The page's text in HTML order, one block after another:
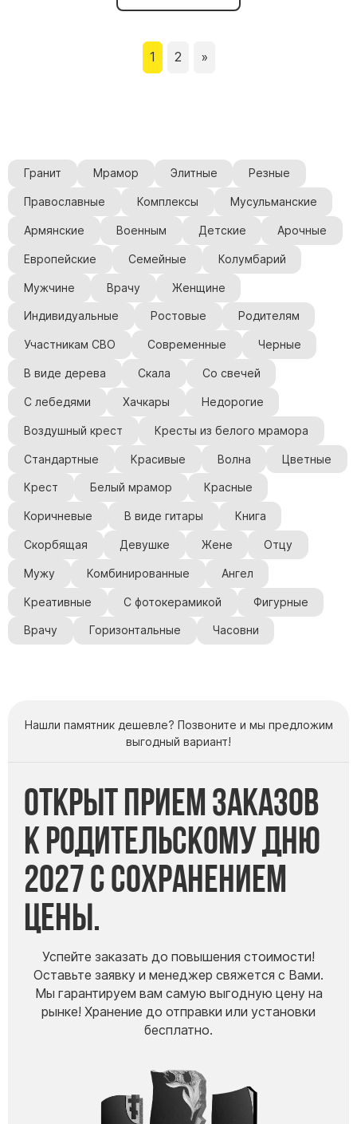
1 2 »
Гранит Мрамор Элитные Резные
Православные Комплексы Мусульманские
Армянские Военным Детские Арочные
Европейские Семейные Колумбарий
Мужчине Врачу Женщине
Индивидуальные Ростовые Родителям
Участникам СВО Современные Черные
В виде дерева Скала Со свечей
С лебедями Хачкары Недорогие
Воздушный крест Кресты из белого мрамора
Стандартные Красивые Волна Цветные
Крест Белый мрамор Красные
Коричневые В виде гитары Книга
Скорбящая Девушке Жене Отцу
Мужу Комбинированные Ангел
Креативные С фотокерамикой Фигурные
Врачу Горизонтальные Часовни
Нашли памятник дешевле? Позвоните и мы предложим
выгодный вариант!
Открыт прием заказов
к Родительскому дню
2027 с сохранением
цены.
Успейте заказать до повышения стоимости!
Оставьте заявку и менеджер свяжется с Вами.
Мы гарантируем вам самую выгодную цену на
рынке! Хранение до отправки или установки
бесплатно.